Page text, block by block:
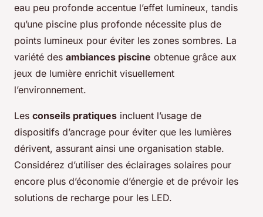
eau peu profonde accentue l’effet lumineux, tandis
qu’une piscine plus profonde nécessite plus de
points lumineux pour éviter les zones sombres. La
variété des ambiances piscine obtenue grâce aux
jeux de lumière enrichit visuellement
l’environnement.
Les conseils pratiques incluent l’usage de
dispositifs d’ancrage pour éviter que les lumières
dérivent, assurant ainsi une organisation stable.
Considérez d’utiliser des éclairages solaires pour
encore plus d’économie d’énergie et de prévoir les
solutions de recharge pour les LED.